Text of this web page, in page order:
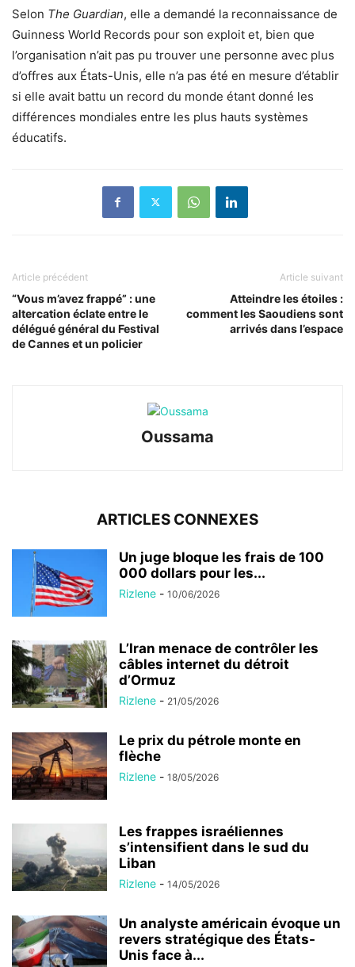
Selon The Guardian, elle a demandé la reconnaissance de
Guinness World Records pour son exploit et, bien que
l’organisation n’ait pas pu trouver une personne avec plus
d’offres aux États-Unis, elle n’a pas été en mesure d’établir
si elle avait battu un record du monde étant donné les
différences mondiales entre les plus hauts systèmes
éducatifs.
Article précédent
“Vous m’avez frappé” : une
altercation éclate entre le
délégué général du Festival
de Cannes et un policier
Article suivant
Atteindre les étoiles :
comment les Saoudiens sont
arrivés dans l’espace
Oussama
ARTICLES CONNEXES
Un juge bloque les frais de 100
000 dollars pour les...
Rizlene - 10/06/2026
L’Iran menace de contrôler les
câbles internet du détroit
d’Ormuz
Rizlene - 21/05/2026
Le prix du pétrole monte en
flèche
Rizlene - 18/05/2026
Les frappes israéliennes
s’intensifient dans le sud du
Liban
Rizlene - 14/05/2026
Un analyste américain évoque un
revers stratégique des États-
Unis face à...